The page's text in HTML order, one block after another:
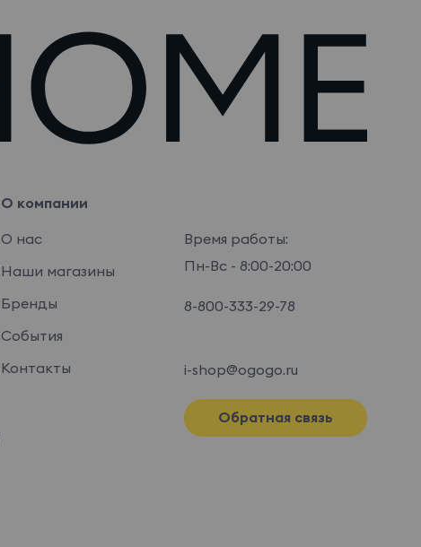
О компании
О нас
Наши магазины
Бренды
События
Контакты
Время работы:
Пн-Вс - 8:00-20:00
8-800-333-29-78
i-shop@ogogo.ru
Обратная связь